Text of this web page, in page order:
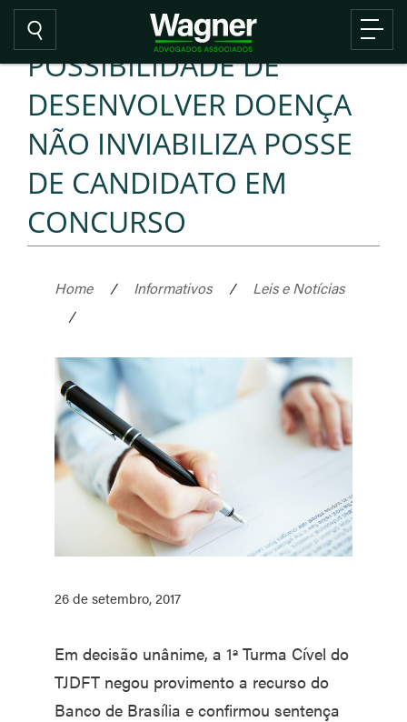
POSSIBILIDADE DE
DESENVOLVER DOENÇA
NÃO INVIABILIZA POSSE
DE CANDIDATO EM
CONCURSO
Home / Informativos /
Leis e Notícias
/
26 de setembro, 2017
Em decisão unânime, a 1ª Turma Cível do
TJDFT negou provimento a recurso do
Banco de Brasília e confirmou sentença